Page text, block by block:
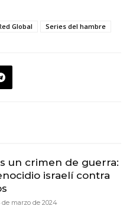
Global Series del hambre
un crimen de guerra:
israelí contra
de marzo de 2024